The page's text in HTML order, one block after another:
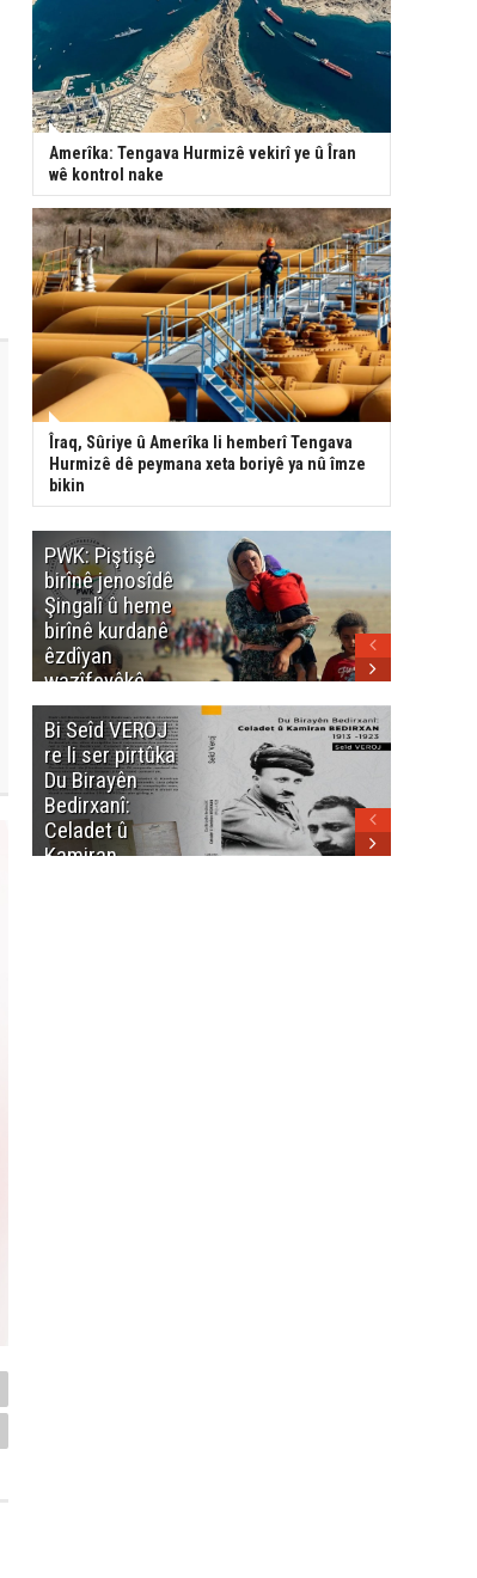
Amerîka: Tengava Hurmizê vekirî ye û Îran
wê kontrol nake
Îraq, Sûriye û Amerîka li hemberî Tengava
Hurmizê dê peymana xeta boriyê ya nû îmze
bikin
PWK: Piştişê
birînê jenosîdê
Şingalî û heme
birînê kurdanê
êzdîyan
wazîfeyêkê
neteweyî yê
heme kurdanê
dinya yo
Bi Seîd VEROJ
re li ser pirtûka
Du Birayên
Bedirxanî:
Celadet û
Kamiran